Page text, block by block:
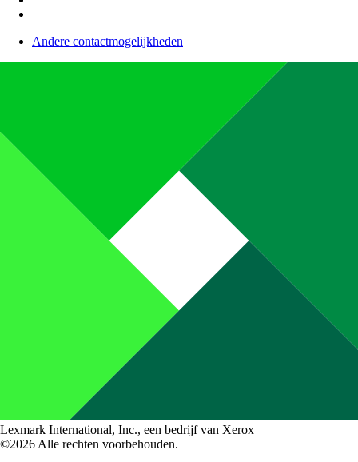
Andere contactmogelijkheden
Lexmark International, Inc., een bedrijf van Xerox
©2026 Alle rechten voorbehouden.